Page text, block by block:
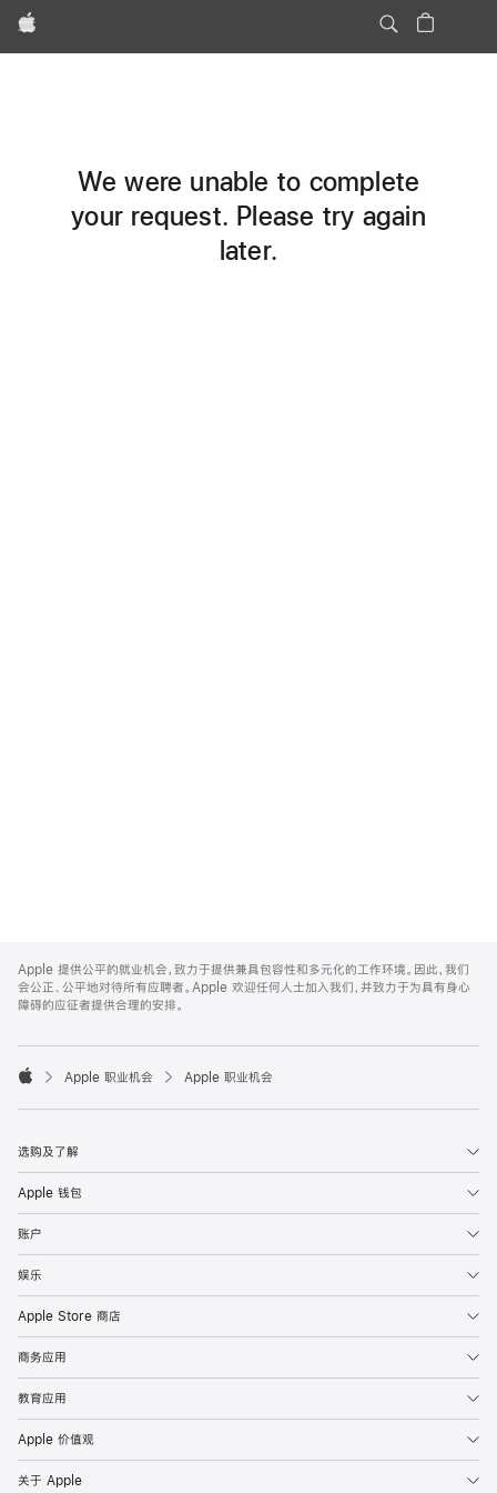
Apple
We were unable to complete
your request. Please try again
later.
Footer
Apple 提供公平的就业机会，致力于提供兼具包容性和多元化的工作环境。因此，我们
会公正、公平地对待所有应聘者。Apple 欢迎任何人士加入我们，并致力于为具有身心
障碍的应征者提供合理的安排。

Apple 职业机会 Apple 职业机会
选购及了解
Apple 钱包
账户
娱乐
Apple Store 商店
商务应用
教育应用
Apple 价值观
关于 Apple